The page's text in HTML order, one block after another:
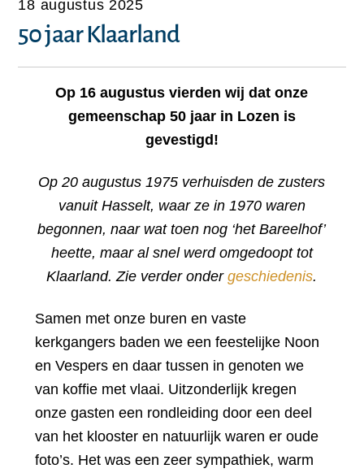
18 augustus 2025
50 jaar Klaarland
Op 16 augustus vierden wij dat onze
gemeenschap 50 jaar in Lozen is
gevestigd!
Op 20 augustus 1975 verhuisden de zusters
vanuit Hasselt, waar ze in 1970 waren
begonnen, naar wat toen nog ‘het Bareelhof’
heette, maar al snel werd omgedoopt tot
Klaarland. Zie verder ondergeschiedenis.
Samen met onze buren en vaste
kerkgangers baden we een feestelijke Noon
en Vespers en daar tussen in genoten we
van koffie met vlaai. Uitzonderlijk kregen
onze gasten een rondleiding door een deel
van het klooster en natuurlijk waren er oude
foto’s. Het was een zeer sympathiek, warm